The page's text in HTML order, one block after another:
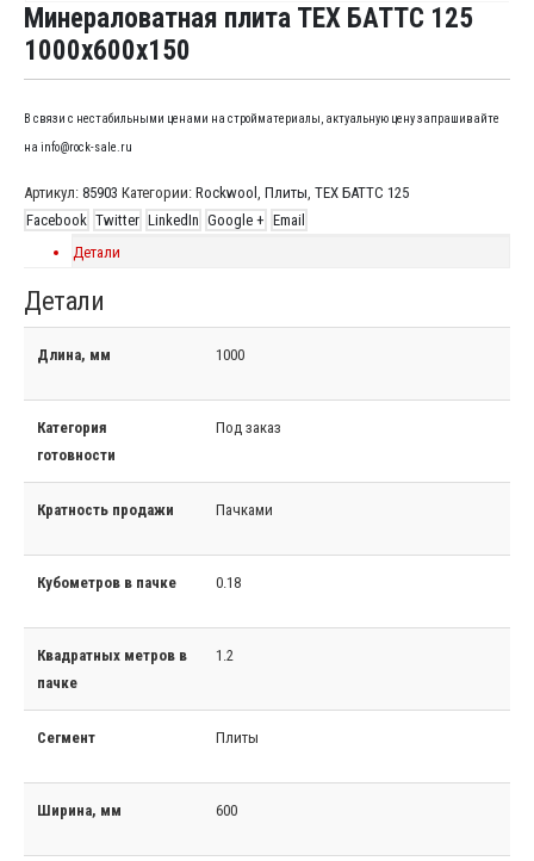
Минераловатная плита ТЕХ БАТТС 125
1000x600x150
В связи с нестабильными ценами на стройматериалы, актуальную цену запрашивайте
на info@rock-sale.ru
Артикул: 85903 Категории: Rockwool Плиты ТЕХ БАТТС 125
Facebook Twitter LinkedIn Google + Email
Детали
Детали
Длина, мм 1000
Категория
готовности
Под заказ
Кратность продажи Пачками
Кубометров в пачке 0.18
Квадратных метров в
пачке
1.2
Сегмент Плиты
Ширина, мм 600